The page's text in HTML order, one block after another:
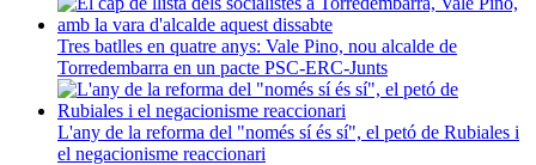
Tres batlles en quatre anys: Vale Pino, nou alcalde de
Torredembarra en un pacte PSC-ERC-Junts
L'any de la reforma del "només sí és sí", el petó de Rubiales i
el negacionisme reaccionari